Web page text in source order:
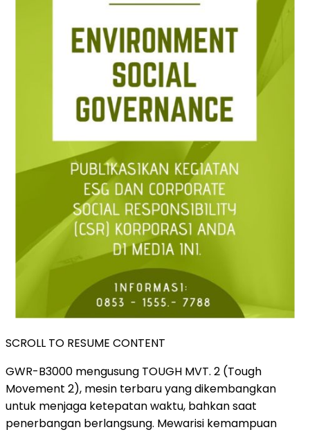
SCROLL TO RESUME CONTENT
GWR-B3000 mengusung TOUGH MVT. 2 (Tough
Movement 2), mesin terbaru yang dikembangkan
untuk menjaga ketepatan waktu, bahkan saat
penerbangan berlangsung. Mewarisi kemampuan